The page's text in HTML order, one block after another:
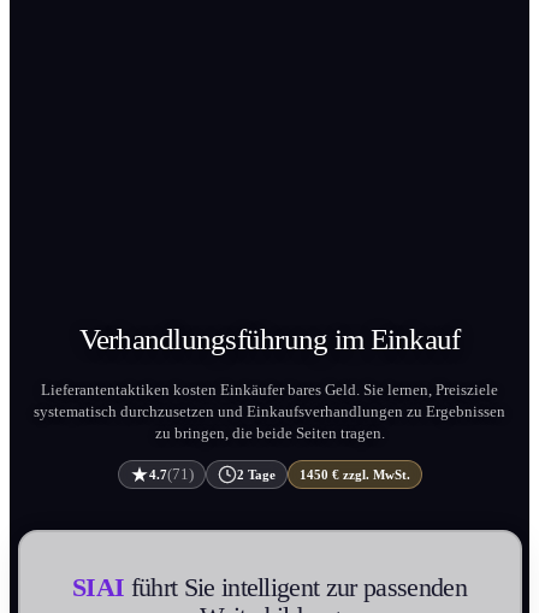
Verhandlungs­führung im Einkauf
Lieferantentaktiken kosten Einkäufer bares Geld. Sie lernen, Preisziele
systematisch durchzusetzen und Einkaufsverhandlung­en zu Ergebnissen
zu bringen, die beide Seiten tragen.
4.7(71) 2 Tage 1450 € zzgl. MwSt.
SIAI führt Sie intelligent zur passenden